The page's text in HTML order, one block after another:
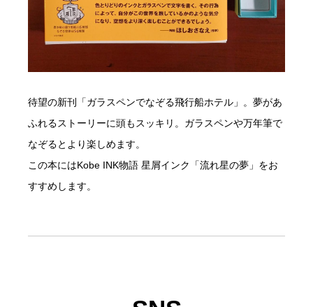
待望の新刊「ガラスペンでなぞる飛行船ホテル」。夢があ
ふれるストーリーに頭もスッキリ。ガラスペンや万年筆で
なぞるとより楽しめます。
この本にはKobe INK物語 星屑インク「流れ星の夢」をお
すすめします。